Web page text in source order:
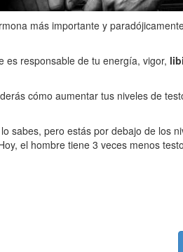
más importante y
es responsable de tu energía, vigor,
cómo aumentar tus niveles de
sabes, pero estás por debajo de los
el hombre tiene 3 veces menos